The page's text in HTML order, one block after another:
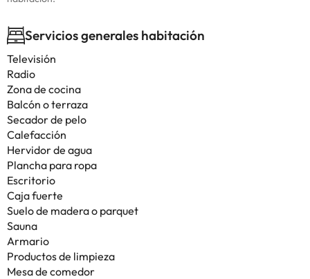
Servicios generales habitación
Televisión
Radio
Zona de cocina
Balcón o terraza
Secador de pelo
Calefacción
Hervidor de agua
Plancha para ropa
Escritorio
Caja fuerte
Suelo de madera o parquet
Sauna
Armario
Productos de limpieza
Mesa de comedor